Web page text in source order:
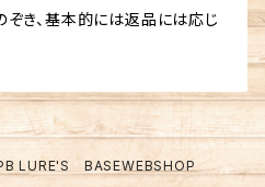
き、基本的には返品には応じ
LURE'S BASEWEBSHOP